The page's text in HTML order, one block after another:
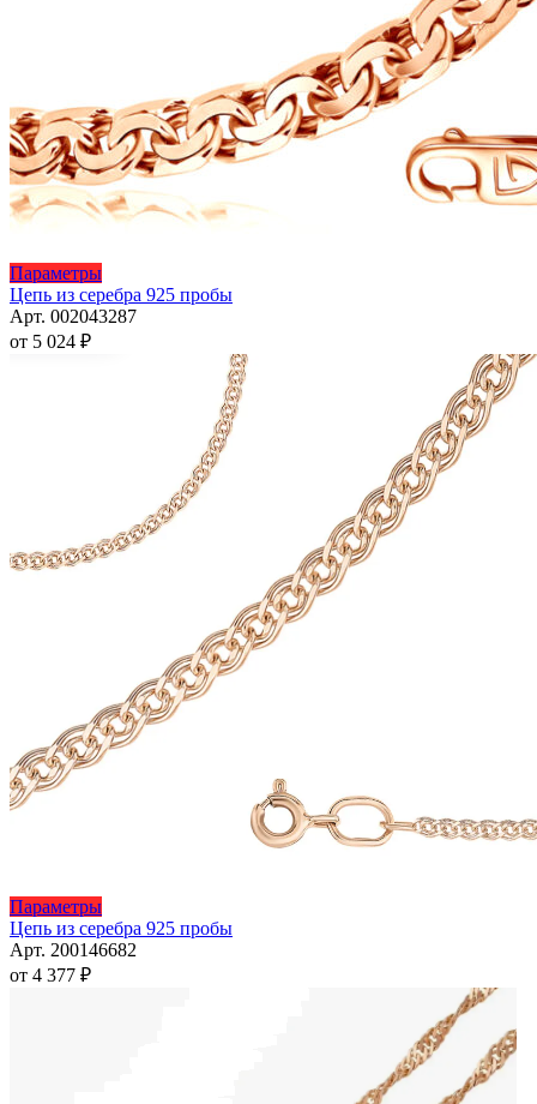
ПараметрыЭтот
товар
имеет
Цепь из серебра 925 пробы
Арт. 002043287
от 5 024 ₽
ПараметрыЭтот
товар
имеет
Цепь из серебра 925 пробы
Арт. 200146682
от 4 377 ₽